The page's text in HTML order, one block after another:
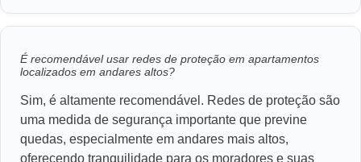
É recomendável usar redes de proteção em apartamentos
localizados em andares altos?
Sim, é altamente recomendável. Redes de proteção são
uma medida de segurança importante que previne
quedas, especialmente em andares mais altos,
oferecendo tranquilidade para os moradores e suas